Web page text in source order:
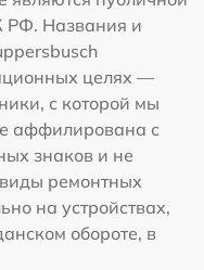
РФ. Названия и
целях —
с которой мы
аффилирована с
знаков и не
ремонтных
на устройствах,
обороте, в